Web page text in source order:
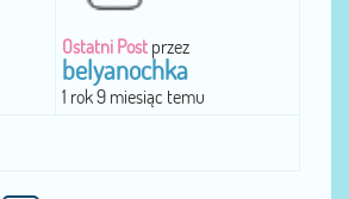
Ostatni Post przez
belyanochka
1 rok 9 miesiąc temu